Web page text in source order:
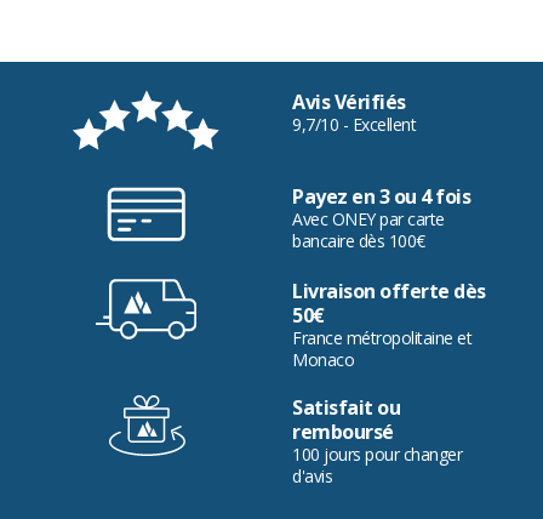
Avis Vérifiés
9,7/10 - Excellent
Payez en 3 ou 4 fois
Avec ONEY par carte
bancaire dès 100€
Livraison offerte dès
50€
France métropolitaine et
Monaco
Satisfait ou
remboursé
100 jours pour changer
d'avis